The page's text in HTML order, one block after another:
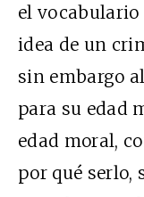
el
idea de un
sin embargo
para su edad
edad moral,
por qué serlo,